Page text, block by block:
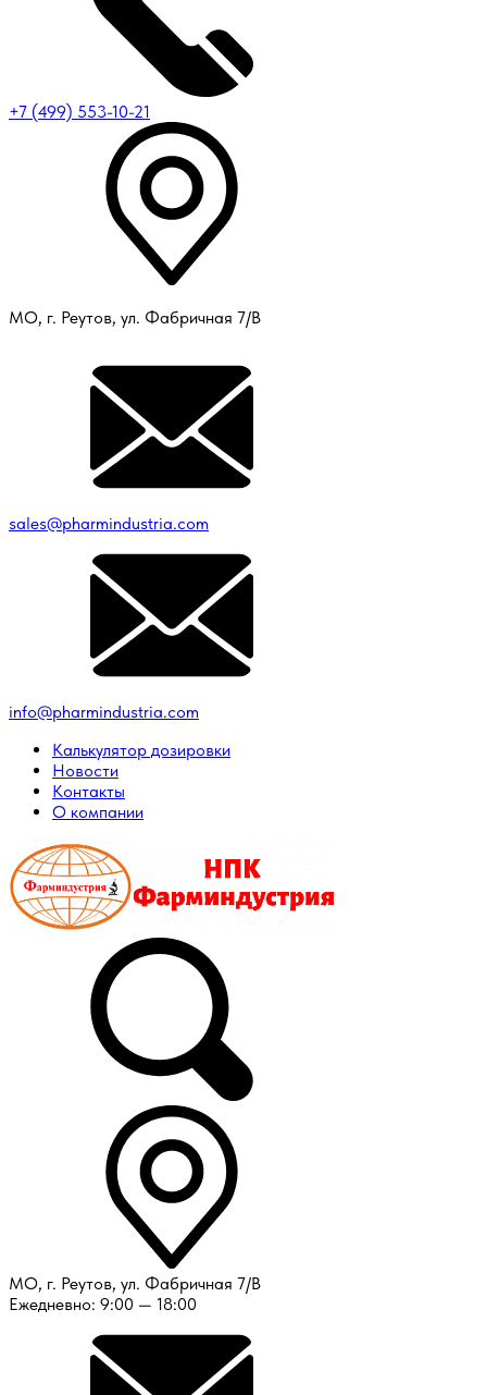
+7 (499) 553-10-21
МО, г. Реутов, ул. Фабричная 7/В
sales@pharmindustria.com
info@pharmindustria.com
Калькулятор дозировки
Новости
Контакты
О компании
МО, г. Реутов, ул. Фабричная 7/В
Ежедневно: 9:00 — 18:00